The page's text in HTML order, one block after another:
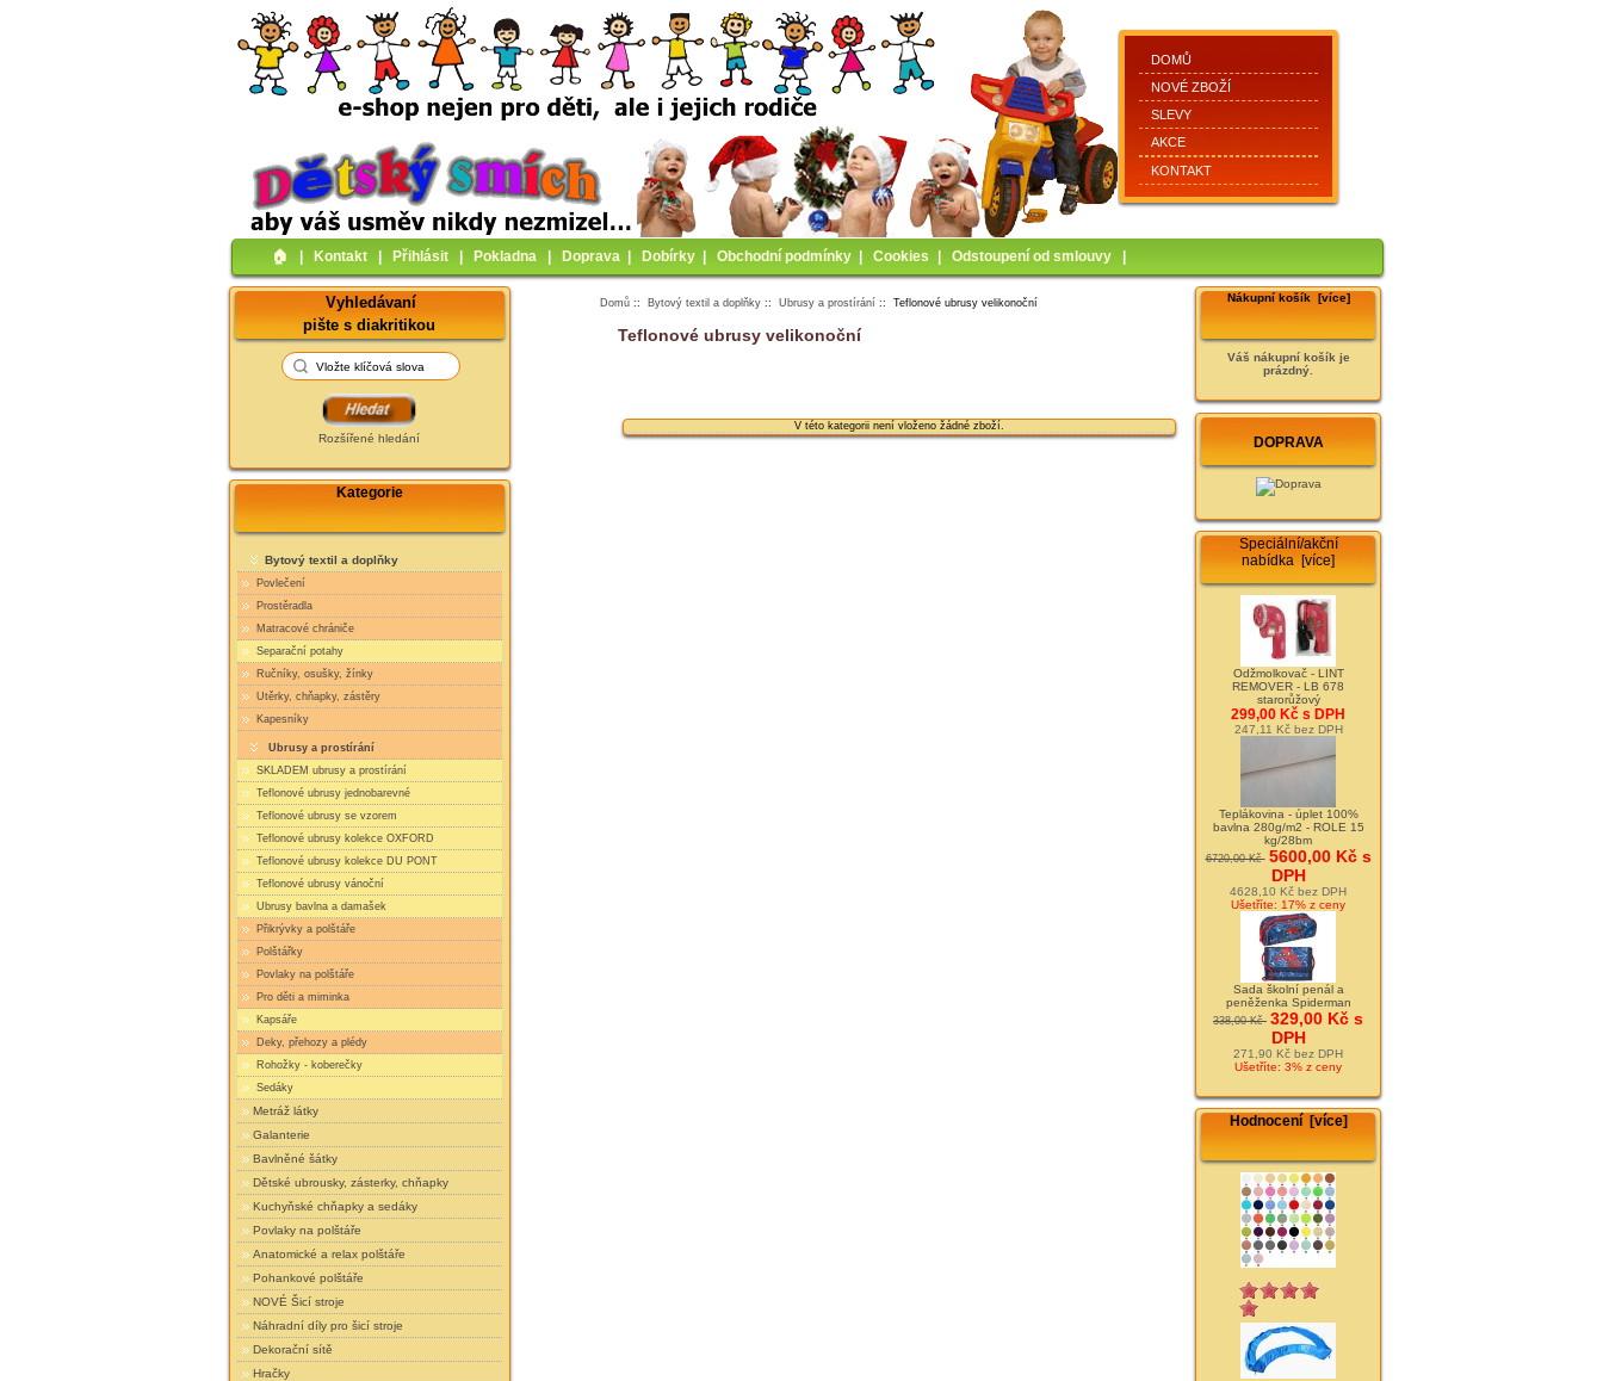
DOMŮ
NOVÉ ZBOŽÍ
SLEVY
AKCE
KONTAKT
🏠︎ Kontakt Přihlásit Pokladna Doprava Dobírky Obchodní podmínky Cookies Odstoupení od smlouvy
Vyhledávaní
pište s diakritikou
Rozšířené hledání
Kategorie
Bytový textil a doplňky
Povlečení
Prostěradla
Matracové chrániče
Separační potahy
Ručníky, osušky, žínky
Utěrky, chňapky, zástěry
Kapesníky
Ubrusy a prostírání
SKLADEM ubrusy a prostírání
Teflonové ubrusy jednobarevné
Teflonové ubrusy se vzorem
Teflonové ubrusy kolekce OXFORD
Teflonové ubrusy kolekce DU PONT
Teflonové ubrusy vánoční
Ubrusy bavlna a damašek
Přikrývky a polštáře
Polštářky
Povlaky na polštáře
Pro děti a miminka
Kapsáře
Deky, přehozy a plédy
Rohožky - koberečky
Sedáky
Metráž látky
Galanterie
Bavlněné šátky
Dětské ubrousky, zásterky, chňapky
Kuchyňské chňapky a sedáky
Povlaky na polštáře
Anatomické a relax polštáře
Pohankové polštáře
NOVÉ Šicí stroje
Náhradní díly pro šicí stroje
Dekorační sítě
Hračky
Domů :: Bytový textil a doplňky ::Ubrusy a prostírání :: Teflonové ubrusy velikonoční
Teflonové ubrusy velikonoční
V této kategorii není vloženo žádné zboží.
Nákupní košík [více]
Váš nákupní košík je
prázdný.
DOPRAVA
Speciální/akční
nabídka [více]
Odžmolkovač - LINT
REMOVER - LB 678
starorůžový
299,00 Kč s DPH
247,11 Kč bez DPH
Teplákovina - úplet 100%
bavlna 280g/m2 - ROLE 15
kg/28bm
6720,00 Kč 5600,00 Kč s
DPH
4628,10 Kč bez DPH
Ušetříte: 17% z ceny
Sada školní penál a
peněženka Spiderman
338,00 Kč 329,00 Kč s
DPH
271,90 Kč bez DPH
Ušetříte: 3% z ceny
Hodnocení [více]